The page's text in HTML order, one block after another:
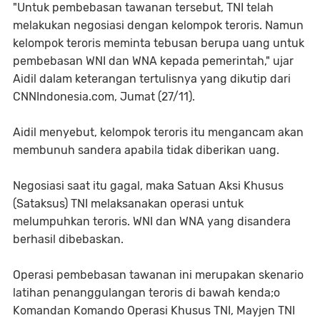
"Untuk pembebasan tawanan tersebut, TNI telah
melakukan negosiasi dengan kelompok teroris. Namun
kelompok teroris meminta tebusan berupa uang untuk
pembebasan WNI dan WNA kepada pemerintah," ujar
Aidil dalam keterangan tertulisnya yang dikutip dari
CNNIndonesia.com, Jumat (27/11).
Aidil menyebut, kelompok teroris itu mengancam akan
membunuh sandera apabila tidak diberikan uang.
Negosiasi saat itu gagal, maka Satuan Aksi Khusus
(Sataksus) TNI melaksanakan operasi untuk
melumpuhkan teroris. WNI dan WNA yang disandera
berhasil dibebaskan.
Operasi pembebasan tawanan ini merupakan skenario
latihan penanggulangan teroris di bawah kenda;o
Komandan Komando Operasi Khusus TNI, Mayjen TNI